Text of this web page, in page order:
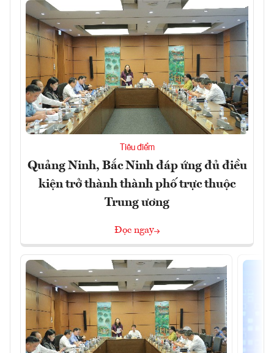
Tiêu điểm
Quảng Ninh, Bắc Ninh đáp ứng đủ điều
kiện trở thành thành phố trực thuộc
Trung ương
Đọc ngay